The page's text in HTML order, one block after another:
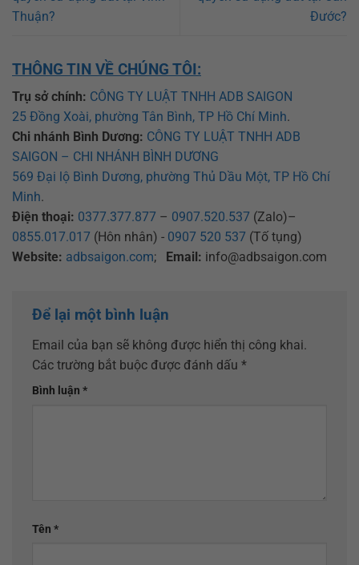
Thuận?
Đước?
THÔNG TIN VỀ CHÚNG TÔI:
Trụ sở chính: CÔNG TY LUẬT TNHH ADB SAIGON
25 Đồng Xoài, phường Tân Bình, TP Hồ Chí Minh.
Chi nhánh Bình Dương: CÔNG TY LUẬT TNHH ADB
SAIGON – CHI NHÁNH BÌNH DƯƠNG
569 Đại lộ Bình Dương, phường Thủ Dầu Một, TP Hồ Chí
Minh.
Điện thoại: 0377.377.877 – 0907.520.537 (Zalo)–
0855.017.017 (Hôn nhân) - 0907 520 537 (Tố tụng)
Website: adbsaigon.com; Email: info@adbsaigon.com
Để lại một bình luận
Email của bạn sẽ không được hiển thị công khai.
Các trường bắt buộc được đánh dấu *
Bình luận *
Tên *